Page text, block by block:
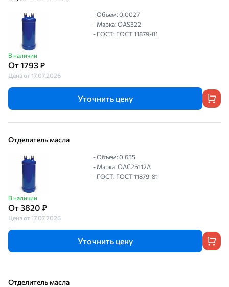
В наличии
От 1793 ₽
Цена от 17.07.2026
- Объем: 0.0027
- Марка: OAS322
- ГОСТ: ГОСТ 11879-81
Уточнить цену
Отделитель масла
В наличии
От 3820 ₽
Цена от 17.07.2026
- Объем: 0.655
- Марка: OAC25112A
- ГОСТ: ГОСТ 11879-81
Уточнить цену
Отделитель масла